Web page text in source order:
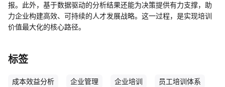
报。此外，基于数据驱动的分析结果还能为决策提供有力支撑，助
力企业构建高效、可持续的人才发展战略。这一过程，是实现培训
价值最大化的核心路径。
标签
成本效益分析 企业管理 企业培训 员工培训体系